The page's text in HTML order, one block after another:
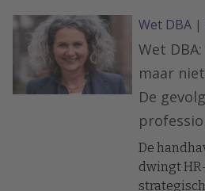
Limburg
over de
betalen
Wet DBA |
Wet
maar
De
De
dwingt